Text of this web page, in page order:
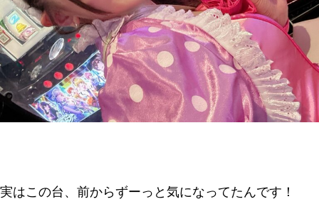
実はこの台、前からずーっと気になってたんです！